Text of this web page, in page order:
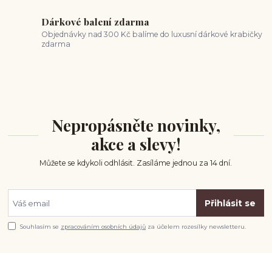
Dárkové balení zdarma
Objednávky nad 300 Kč balíme do luxusní dárkové krabičky
zdarma
Nepropásněte novinky,
akce a slevy!
Můžete se kdykoli odhlásit. Zasíláme jednou za 14 dní.
Přihlásit se
Souhlasím se zpracováním osobních údajů za účelem rozesílky newsletteru.